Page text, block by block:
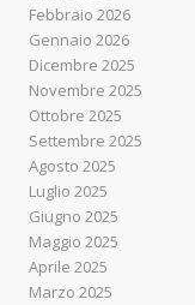
Febbraio 2026
Gennaio 2026
Dicembre 2025
Novembre 2025
Ottobre 2025
Settembre 2025
Agosto 2025
Luglio 2025
Giugno 2025
Maggio 2025
Aprile 2025
Marzo 2025